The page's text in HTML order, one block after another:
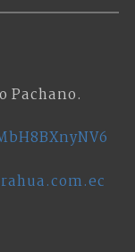
Pachano.